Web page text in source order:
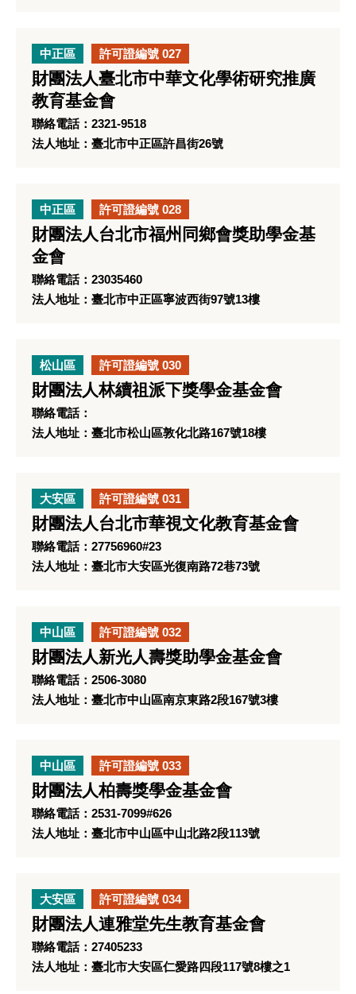
中正區 許可證編號 027
財團法人臺北市中華文化學術研究推廣
教育基金會
聯絡電話：2321-9518
法人地址：臺北市中正區許昌街26號
中正區 許可證編號 028
財團法人台北市福州同鄉會獎助學金基
金會
聯絡電話：23035460
法人地址：臺北市中正區寧波西街97號13樓
松山區 許可證編號 030
財團法人林續祖派下獎學金基金會
聯絡電話：
法人地址：臺北市松山區敦化北路167號18樓
大安區 許可證編號 031
財團法人台北市華視文化教育基金會
聯絡電話：27756960#23
法人地址：臺北市大安區光復南路72巷73號
中山區 許可證編號 032
財團法人新光人壽獎助學金基金會
聯絡電話：2506-3080
法人地址：臺北市中山區南京東路2段167號3樓
中山區 許可證編號 033
財團法人柏壽獎學金基金會
聯絡電話：2531-7099#626
法人地址：臺北市中山區中山北路2段113號
大安區 許可證編號 034
財團法人連雅堂先生教育基金會
聯絡電話：27405233
法人地址：臺北市大安區仁愛路四段117號8樓之1